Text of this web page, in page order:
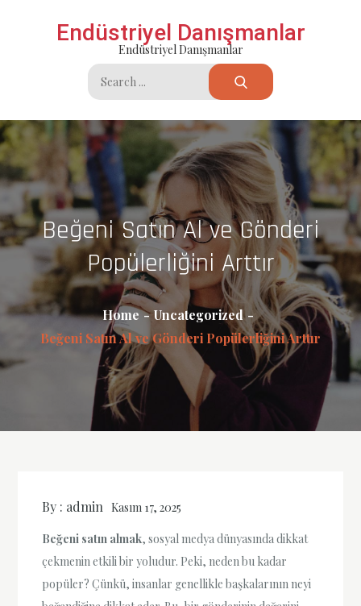
Endüstriyel Danışmanlar
Endüstriyel Danışmanlar
Search
for:
Beğeni Satın Al ve Gönderi
Popülerliğini Arttır
Home
Uncategorized
Beğeni Satın Al ve Gönderi Popülerliğini Arttır
By : admin Kasım 17, 2025
Beğeni satın almak, sosyal medya dünyasında dikkat
çekmenin etkili bir yoludur. Peki, neden bu kadar
popüler? Çünkü, insanlar genellikle başkalarının neyi